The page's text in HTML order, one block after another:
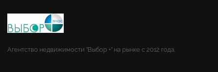
Агентство недвижимости "Выбор +" на рынке с 2012 года.